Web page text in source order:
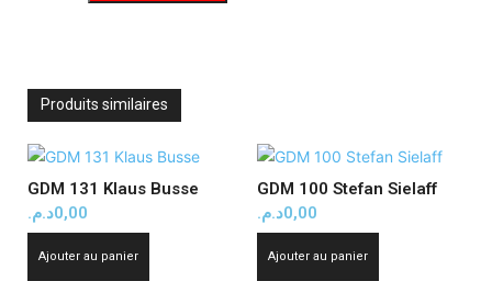
Produits similaires
GDM 131 Klaus Busse
0,00د.م.
Ajouter au panier
GDM 100 Stefan Sielaff
0,00د.م.
Ajouter au panier